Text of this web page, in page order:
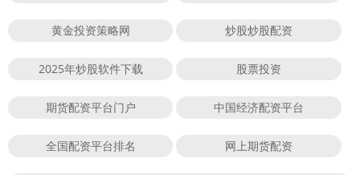
黄金投资策略网 炒股炒股配资
2025年炒股软件下载 股票投资
期货配资平台门户 中国经济配资平台
全国配资平台排名 网上期货配资